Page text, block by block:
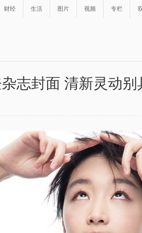
财经 生活 图片 视频 专栏
志封面 清新灵动别